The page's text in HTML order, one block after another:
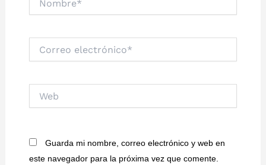
electrónico*
Guarda mi nombre, correo electrónico y web en
este navegador para la próxima vez que comente.